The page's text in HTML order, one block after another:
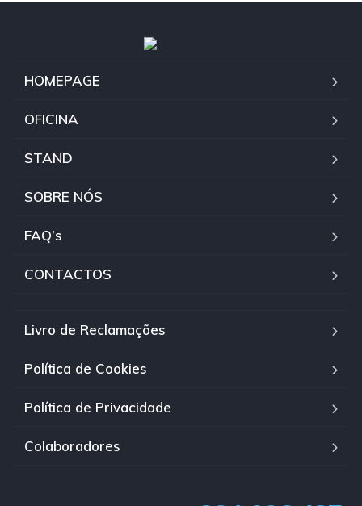
HOMEPAGE
OFICINA
STAND
SOBRE NÓS
FAQ’s
CONTACTOS
Livro de Reclamações
Política de Cookies
Política de Privacidade
Colaboradores